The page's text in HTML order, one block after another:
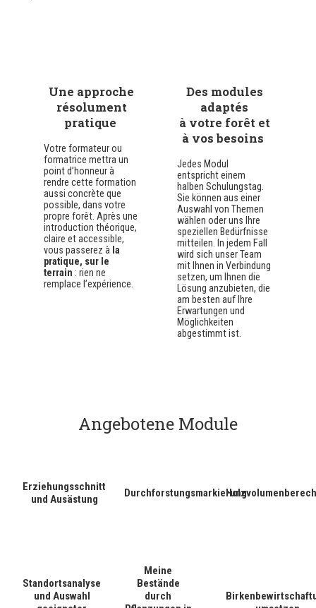
Une approche
résolument
pratique
Votre formateur ou
formatrice mettra un
point d’honneur à
rendre cette formation
aussi concrète que
possible, dans votre
propre forêt. Après une
introduction théorique,
claire et accessible,
vous passerez à la
pratique, sur le
terrain : rien ne
remplace l’expérience.
Des modules
adaptés
à votre forêt et
à vos besoins
Jedes Modul
entspricht einem
halben Schulungstag.
Sie können aus einer
Auswahl von Themen
wählen oder uns Ihre
speziellen Bedürfnisse
mitteilen. In jedem Fall
wird sich unser Team
mit Ihnen in Verbindung
setzen, um Ihnen die
Lösung anzubieten, die
am besten auf Ihre
Erwartungen und
Möglichkeiten
abgestimmt ist.
Angebotene Module
Erziehungsschnitt
und Ausästung
Durchforstungsmarkierung
Standortsanalyse
und Auswahl
Meine
Bestände
durch